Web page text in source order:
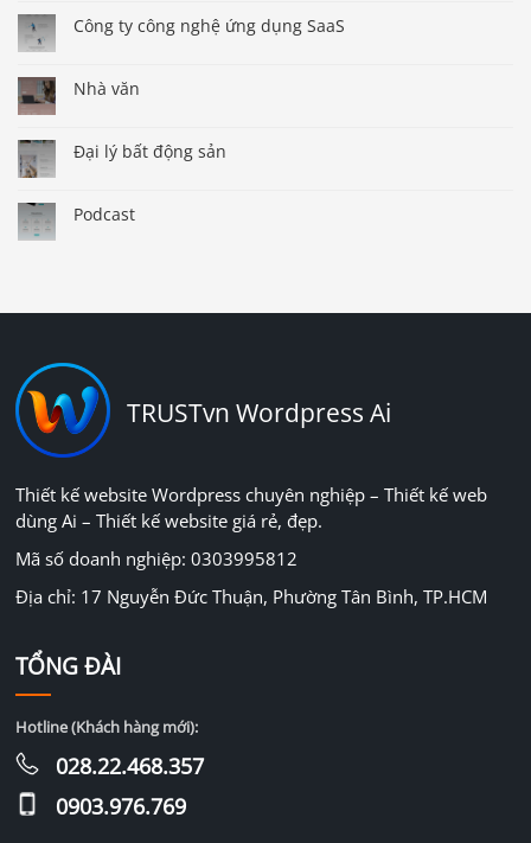
Công ty công nghệ ứng dụng SaaS
Nhà văn
Đại lý bất động sản
Podcast
TRUSTvn Wordpress Ai
Thiết kế website Wordpress chuyên nghiệp – Thiết kế web
dùng Ai – Thiết kế website giá rẻ, đẹp.
Mã số doanh nghiệp: 0303995812
Địa chỉ: 17 Nguyễn Đức Thuận, Phường Tân Bình, TP.HCM
TỔNG ĐÀI
Hotline (Khách hàng mới):
028.22.468.357
0903.976.769